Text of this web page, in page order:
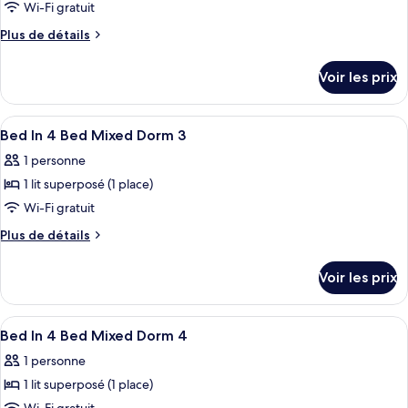
femmes
uniquement
pour
ce
chambre :
Bed
In
4
Bed
Female
Dorm
Wi-Fi gratuit
Plus de détails
Plus
le
type
de
Bed
In
Bed
Female
Dorm
Voir les prix
Afficher
toutes
les
photos
pour
ce
chambre :
Bed
In
4
Bed
Mixed
23
Bed In 4 Bed Mixed Dorm 3
1 personne
1 lit superposé (1 place)
Wi-Fi gratuit
Plus de détails
Plus
le
type
de
Bed
In
Voir les prix
Afficher
toutes
les
photos
22
Bed In 4 Bed Mixed Dorm 4
1 personne
1 lit superposé (1 place)